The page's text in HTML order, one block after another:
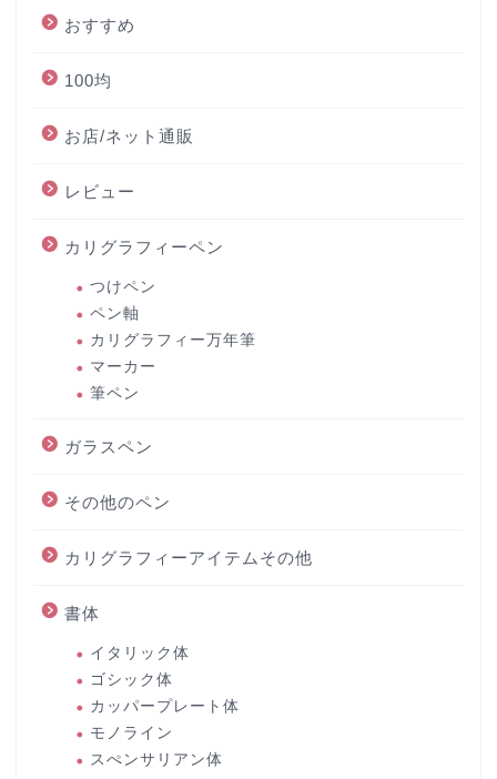
おすすめ
100均
お店/ネット通販
レビュー
カリグラフィーペン
つけペン
ペン軸
カリグラフィー万年筆
マーカー
筆ペン
ガラスペン
その他のペン
カリグラフィーアイテムその他
書体
イタリック体
ゴシック体
カッパープレート体
モノライン
スぺンサリアン体